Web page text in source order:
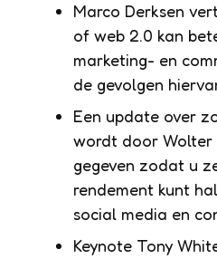
Marco Derksen
of web 2.0 kan
marketing- en
de gevolgen
Een update over
wordt door Wolter
gegeven zodat u
rendement kunt
social media en
Keynote Tony